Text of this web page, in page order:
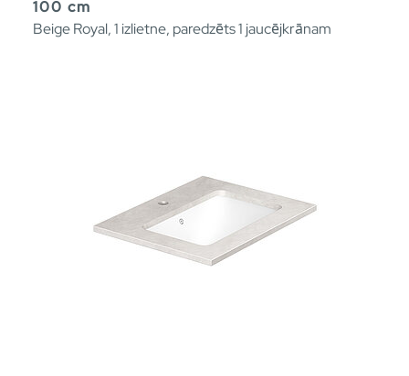
100 cm
Beige Royal, 1 izlietne, paredzēts 1 jaucējkrānam